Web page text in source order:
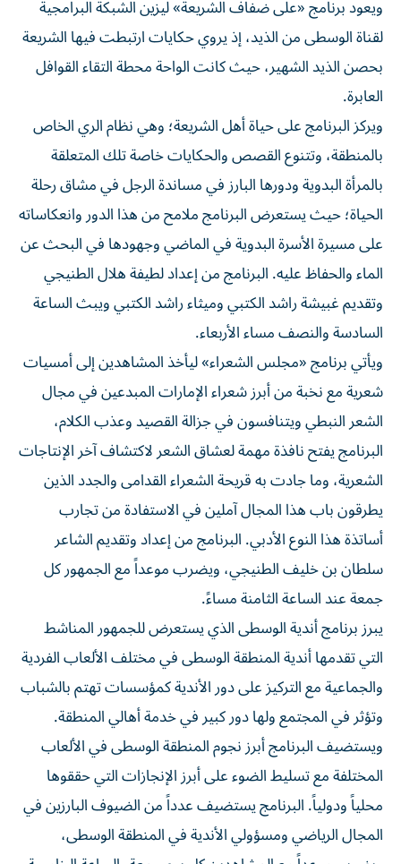
ويعود برنامج «على ضفاف الشريعة» ليزين الشبكة البرامجية
لقناة الوسطى من الذيد، إذ يروي حكايات ارتبطت فيها الشريعة
بحصن الذيد الشهير، حيث كانت الواحة محطة التقاء القوافل
العابرة.
ويركز البرنامج على حياة أهل الشريعة؛ وهي نظام الري الخاص
بالمنطقة، وتتنوع القصص والحكايات خاصة تلك المتعلقة
بالمرأة البدوية ودورها البارز في مساندة الرجل في مشاق رحلة
الحياة؛ حيث يستعرض البرنامج ملامح من هذا الدور وانعكاساته
على مسيرة الأسرة البدوية في الماضي وجهودها في البحث عن
الماء والحفاظ عليه. البرنامج من إعداد لطيفة هلال الطنيجي
وتقديم غبيشة راشد الكتبي وميثاء راشد الكتبي ويبث الساعة
السادسة والنصف مساء الأربعاء.
ويأتي برنامج «مجلس الشعراء» ليأخذ المشاهدين إلى أمسيات
شعرية مع نخبة من أبرز شعراء الإمارات المبدعين في مجال
الشعر النبطي ويتنافسون في جزالة القصيد وعذب الكلام،
البرنامج يفتح نافذة مهمة لعشاق الشعر لاكتشاف آخر الإنتاجات
الشعرية، وما جادت به قريحة الشعراء القدامى والجدد الذين
يطرقون باب هذا المجال آملين في الاستفادة من تجارب
أساتذة هذا النوع الأدبي. البرنامج من إعداد وتقديم الشاعر
سلطان بن خليف الطنيجي، ويضرب موعداً مع الجمهور كل
جمعة عند الساعة الثامنة مساءً.
يبرز برنامج أندية الوسطى الذي يستعرض للجمهور المناشط
التي تقدمها أندية المنطقة الوسطى في مختلف الألعاب الفردية
والجماعية مع التركيز على دور الأندية كمؤسسات تهتم بالشباب
وتؤثر في المجتمع ولها دور كبير في خدمة أهالي المنطقة.
ويستضيف البرنامج أبرز نجوم المنطقة الوسطى في الألعاب
المختلفة مع تسليط الضوء على أبرز الإنجازات التي حققوها
محلياً ودولياً. البرنامج يستضيف عدداً من الضيوف البارزين في
المجال الرياضي ومسؤولي الأندية في المنطقة الوسطى،